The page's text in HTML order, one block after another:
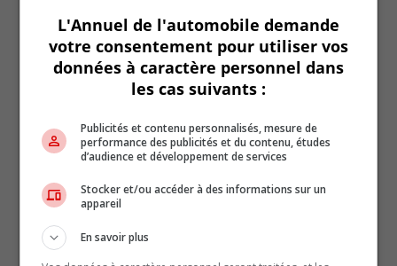
Que deviennent les huiles usagées
L'Annuel de l'automobile demande
votre consentement pour utiliser vos
données à caractère personnel dans
les cas suivants :
Publicités et contenu personnalisés, mesure de
performance des publicités et du contenu, études
d’audience et développement de services
Stocker et/ou accéder à des informations sur un
appareil
En savoir plus